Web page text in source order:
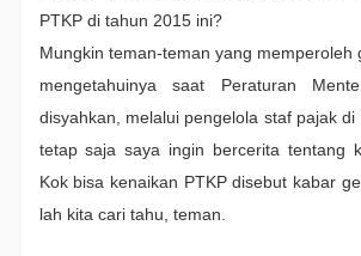
PTKP di tahun 2015 ini?
Mungkin teman-teman yang memperoleh
mengetahuinya saat Peraturan
disyahkan, melalui pengelola staf pajak di
tetap saja saya ingin bercerita tentang
Kok bisa kenaikan PTKP disebut kabar
lah kita cari tahu, teman.